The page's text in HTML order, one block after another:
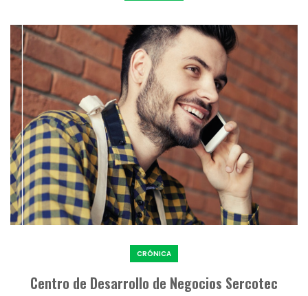
CRÓNICA
Centro de Desarrollo de Negocios Sercotec